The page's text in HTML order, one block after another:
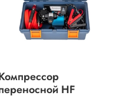
HF